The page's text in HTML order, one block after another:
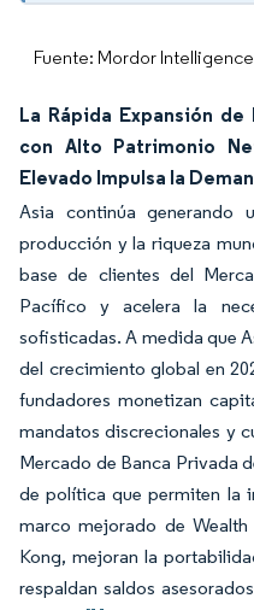
Fuente: Mordor Intelligence
La Rápida Expansión
con Alto Patrimonio
Elevado Impulsa la
Asia continúa generando
producción y la riqueza
base de clientes del
Pacífico y acelera la
sofisticadas. A medida que
del crecimiento global en
fundadores monetizan
mandatos discrecionales y
Mercado de Banca Privada
de política que permiten la
marco mejorado de
Kong, mejoran la
respaldan saldos